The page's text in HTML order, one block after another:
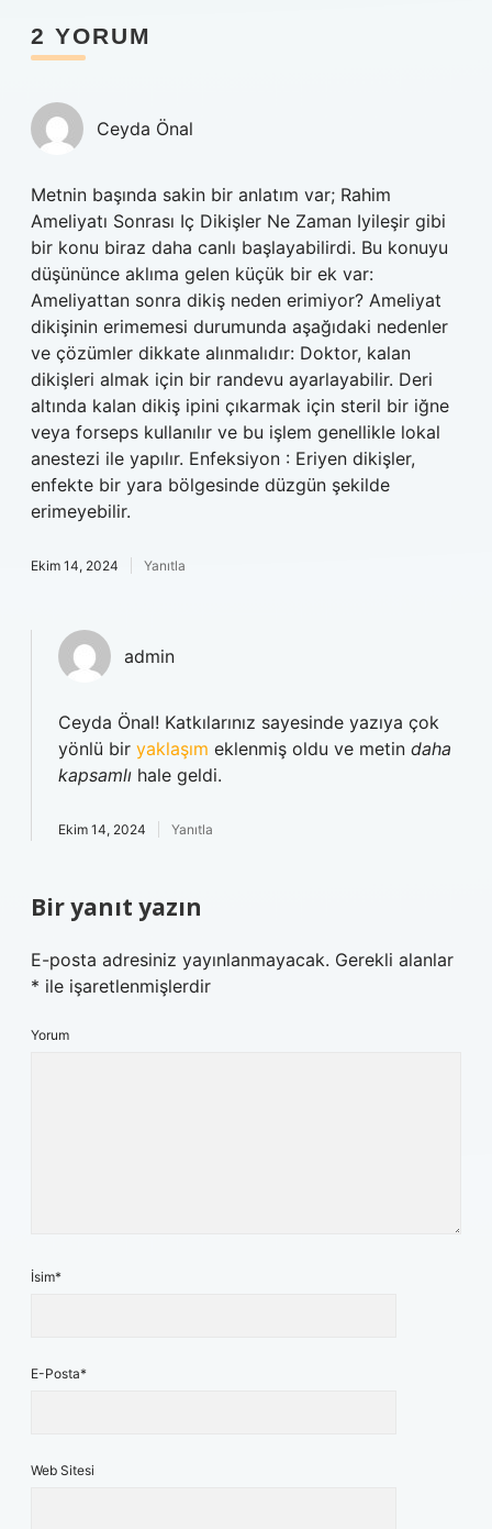
2 YORUM
Ceyda Önal
Metnin başında sakin bir anlatım var; Rahim
Ameliyatı Sonrası Iç Dikişler Ne Zaman Iyileşir gibi
bir konu biraz daha canlı başlayabilirdi. Bu konuyu
düşününce aklıma gelen küçük bir ek var:
Ameliyattan sonra dikiş neden erimiyor? Ameliyat
dikişinin erimemesi durumunda aşağıdaki nedenler
ve çözümler dikkate alınmalıdır: Doktor, kalan
dikişleri almak için bir randevu ayarlayabilir. Deri
altında kalan dikiş ipini çıkarmak için steril bir iğne
veya forseps kullanılır ve bu işlem genellikle lokal
anestezi ile yapılır. Enfeksiyon : Eriyen dikişler,
enfekte bir yara bölgesinde düzgün şekilde
erimeyebilir.
Ekim 14, 2024 Yanıtla
admin
Ceyda Önal! Katkılarınız sayesinde yazıya çok
yönlü bir yaklaşım eklenmiş oldu ve metin daha
kapsamlı hale geldi.
Ekim 14, 2024 Yanıtla
Bir yanıt yazın
E-posta adresiniz yayınlanmayacak. Gerekli alanlar
* ile işaretlenmişlerdir
Yorum
İsim*
E-Posta*
Web Sitesi